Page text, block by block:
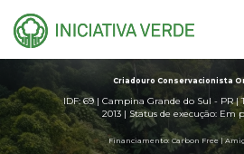
Criadouro Conservacionista
IDF: 69 | Campina Grande do Sul - PR |
2013 | Status de execução: Em
Financiamento: Carbon Free |